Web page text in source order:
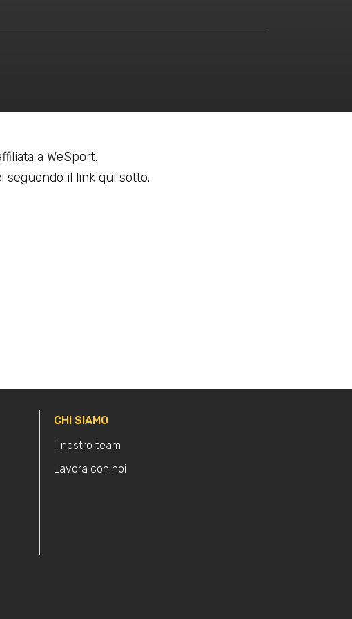
a WeSport.
seguendo il link qui sotto.
CHI SIAMO
Il nostro team
Lavora con noi